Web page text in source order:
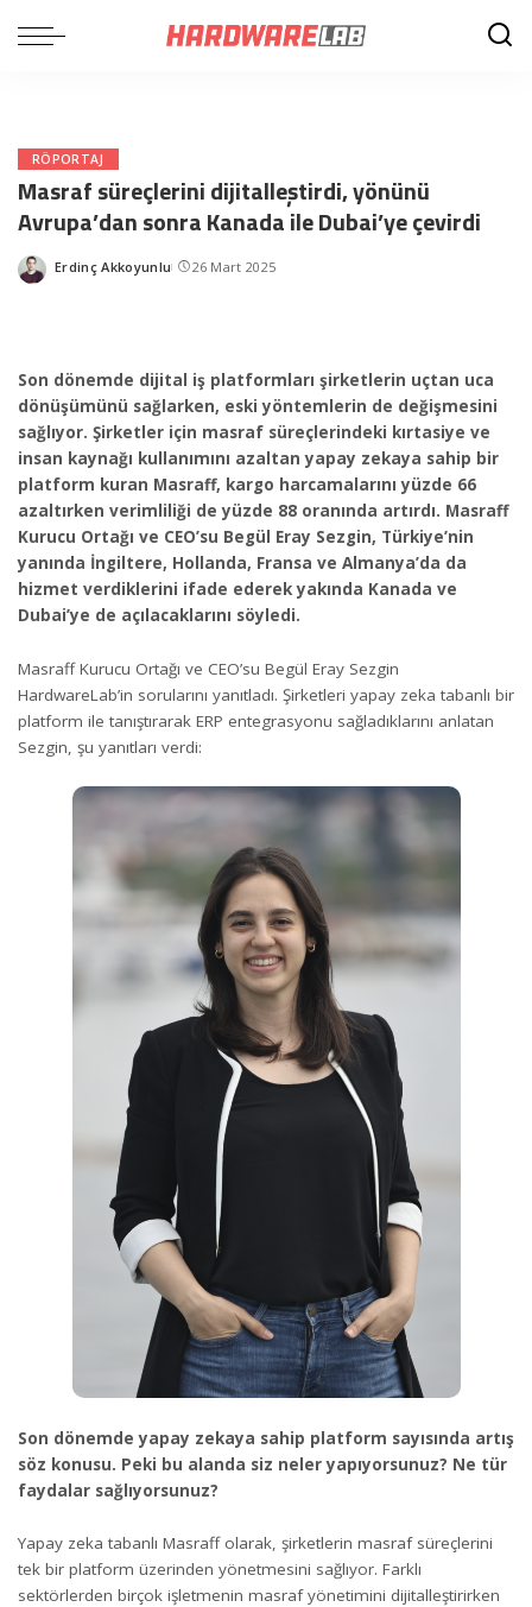
RÖPORTAJ
Masraf süreçlerini dijitalleştirdi, yönünü
Avrupa’dan sonra Kanada ile Dubai’ye çevirdi
Posted
Erdinç Akkoyunlu 26 Mart 2025
Son dönemde dijital iş platformları şirketlerin uçtan uca
dönüşümünü sağlarken, eski yöntemlerin de değişmesini
sağlıyor. Şirketler için masraf süreçlerindeki kırtasiye ve
insan kaynağı kullanımını azaltan yapay zekaya sahip bir
platform kuran Masraff, kargo harcamalarını yüzde 66
azaltırken verimliliği de yüzde 88 oranında artırdı. Masraff
Kurucu Ortağı ve CEO’su Begül Eray Sezgin, Türkiye’nin
yanında İngiltere, Hollanda, Fransa ve Almanya’da da
hizmet verdiklerini ifade ederek yakında Kanada ve
Dubai’ye de açılacaklarını söyledi.
Masraff Kurucu Ortağı ve CEO’su Begül Eray Sezgin
HardwareLab’in sorularını yanıtladı. Şirketleri yapay zeka tabanlı bir
platform ile tanıştırarak ERP entegrasyonu sağladıklarını anlatan
Sezgin, şu yanıtları verdi:
Son dönemde yapay zekaya sahip platform sayısında artış
söz konusu. Peki bu alanda siz neler yapıyorsunuz? Ne tür
faydalar sağlıyorsunuz?
Yapay zeka tabanlı Masraff olarak, şirketlerin masraf süreçlerini
tek bir platform üzerinden yönetmesini sağlıyor. Farklı
sektörlerden birçok işletmenin masraf yönetimini dijitalleştirirken